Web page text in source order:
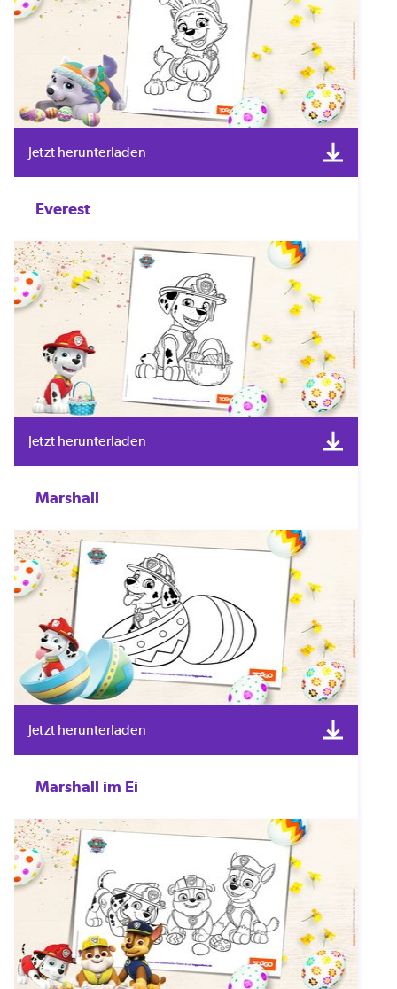
Jetzt herunterladen
Everest
Jetzt herunterladen
Marshall
Jetzt herunterladen
Marshall im Ei